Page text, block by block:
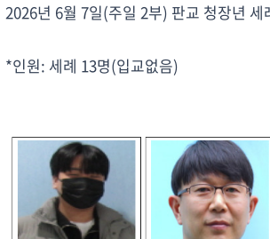
2026년 6월 7일(주일 2부) 판교 청장년 세
*인원: 세례 13명(입교없음)